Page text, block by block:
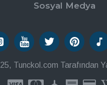
Sosyal Medya
Tunckol.com Tarafından